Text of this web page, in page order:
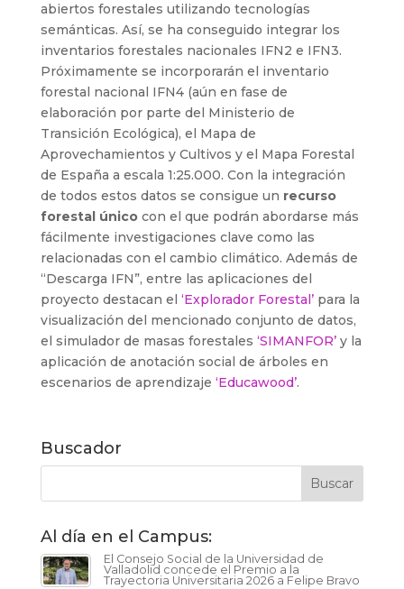
abiertos forestales utilizando tecnologías
semánticas. Así, se ha conseguido integrar los
inventarios forestales nacionales IFN2 e IFN3.
Próximamente se incorporarán el inventario
forestal nacional IFN4 (aún en fase de
elaboración por parte del Ministerio de
Transición Ecológica), el Mapa de
Aprovechamientos y Cultivos y el Mapa Forestal
de España a escala 1:25.000. Con la integración
de todos estos datos se consigue un recurso
forestal únicocon el que podrán abordarse más
fácilmente investigaciones clave como las
relacionadas con el cambio climático. Además de
“Descarga IFN”, entre las aplicaciones del
proyecto destacan el ‘Explorador Forestal’para la
visualización del mencionado conjunto de datos,
el simulador de masas forestales ‘SIMANFOR’y la
aplicación de anotación social de árboles en
escenarios de aprendizaje ‘Educawood’.
Buscador
Al día en el Campus:
El Consejo Social de la Universidad de
Valladolid concede el Premio a la
Trayectoria Universitaria 2026 a Felipe Bravo